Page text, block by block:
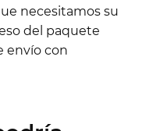
necesitamos su
del paquete
envío con